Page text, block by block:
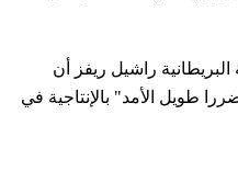
راشيل ريفز أن
طويل الأمد" بالإنتاجية في